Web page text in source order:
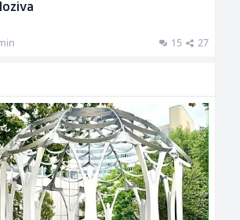
knjižila uplate i oštetila državu
15 27